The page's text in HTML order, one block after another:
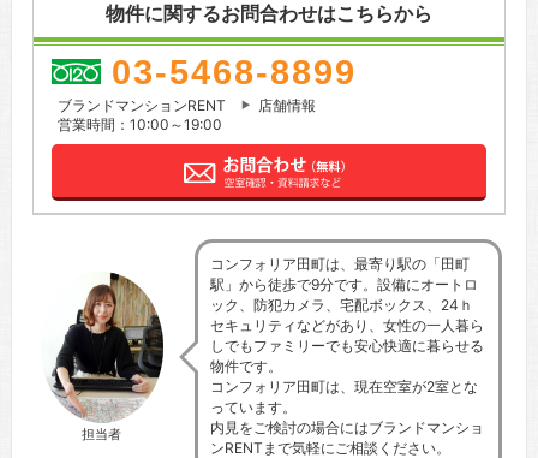
物件に関するお問合わせはこちらから
03-5468-8899
ブランドマンションRENT
店舗情報
営業時間：10:00～19:00
担当者
コンフォリア田町は、最寄り駅の「田町
駅」から徒歩で9分です。設備にオートロ
ック、防犯カメラ、宅配ボックス、24ｈ
セキュリティなどがあり、女性の一人暮ら
しでもファミリーでも安心快適に暮らせる
物件です。
コンフォリア田町は、現在空室が2室とな
っています。
内見をご検討の場合にはブランドマンショ
ンRENTまで気軽にご相談ください。